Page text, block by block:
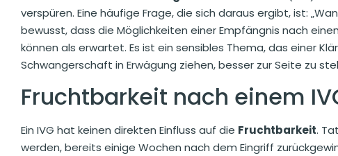
verspüren. Eine häufige Frage, die sich daraus ergibt, ist:
bewusst, dass die Möglichkeiten einer Empfängnis nach
können als erwartet. Es ist ein sensibles Thema, das einer
Schwangerschaft in Erwägung ziehen, besser zur Seite zu
Fruchtbarkeit nach einem
Ein IVG hat keinen direkten Einfluss auf die Fruchtbarkeit.
werden, bereits einige Wochen nach dem Eingriff